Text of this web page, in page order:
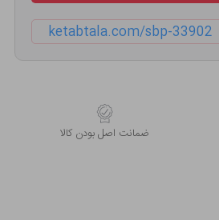
ketabtala.com/sbp-33902
ﺿﻤﺎﻧﺖ اﺻﻞ ﺑﻮدن ﮐﺎﻟﺎ